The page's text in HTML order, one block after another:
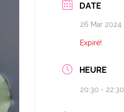
DATE
26 Mar 2024
Expiré!
HEURE
20:30 - 22:30